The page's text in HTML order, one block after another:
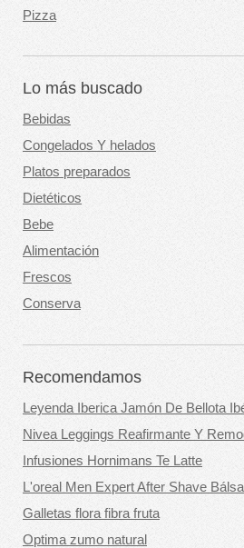
Pizza
Lo más buscado
Bebidas
Congelados Y helados
Platos preparados
Dietéticos
Bebe
Alimentación
Frescos
Conserva
Recomendamos
Leyenda Iberica Jamón De Bellota
Nivea Leggings Reafirmante Y
Infusiones Hornimans Te Latte
L'oreal Men Expert After Shave
Galletas flora fibra fruta
Optima zumo natural